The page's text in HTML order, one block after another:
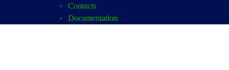
Contacts
Documentation